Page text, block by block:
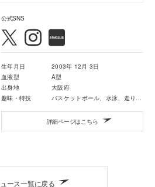
公式SNS
生年月日
2003年 12月 3日
血液型
A型
出身地
大阪府
趣味・特技
バスケットボール、水泳、走り幅跳び、ダンス、キーボード
詳細ページはこちら
ース一覧に戻る